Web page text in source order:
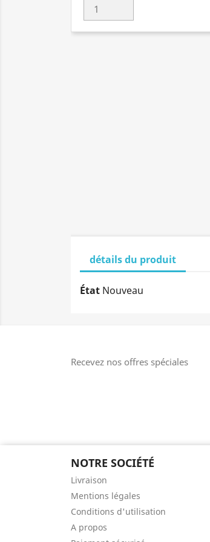
détails du produit
État Nouveau
Recevez nos offres spéciales
NOTRE SOCIÉTÉ
Livraison
Mentions légales
Conditions d'utilisation
A propos